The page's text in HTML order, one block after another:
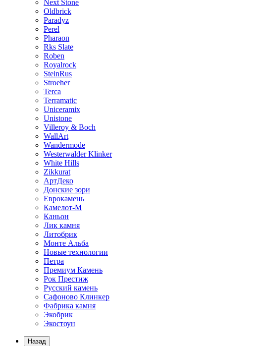
Next Stone
Oldbrick
Paradyz
Perel
Pharaon
Rks Slate
Roben
Royalrock
SteinRus
Stroeher
Terca
Terramatic
Uniceramix
Unistone
Villeroy & Boch
WallArt
Wandermode
Westerwalder Klinker
White Hills
Zikkurat
АртДеко
Донские зори
Еврокамень
Камелот-М
Каньон
Лик камня
Литобрик
Монте Альба
Новые технологии
Петра
Премиум Камень
Рок Престиж
Русский камень
Сафоново Клинкер
Фабрика камня
Экобрик
Экостоун
Назад